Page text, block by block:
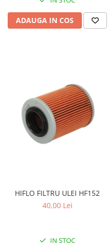
Pompa Presiune
Robinet benzina
Piese Snowmobil
Plastice
Aparatoare
Masti
Pompe Apa
ADAUGA IN COS
HIFLO FILTRU ULEI HF152
40,00 Lei
IN STOC